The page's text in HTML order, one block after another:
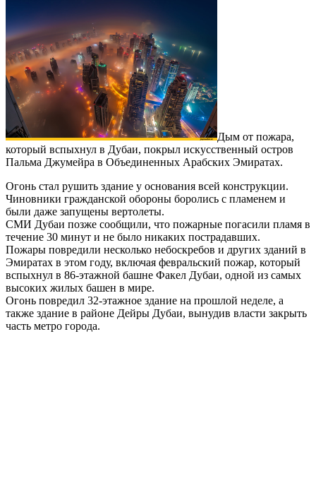
Дым от пожара,
который вспыхнул в Дубаи, покрыл искусственный остров
Пальма Джумейра в Объединенных Арабских Эмиратах.
Огонь стал рушить здание у основания всей конструкции.
Чиновники гражданской обороны боролись с пламенем и
были даже запущены вертолеты.
СМИ Дубаи позже сообщили, что пожарные погасили пламя в
течение 30 минут и не было никаких пострадавших.
Пожары повредили несколько небоскребов и других зданий в
Эмиратах в этом году, включая февральский пожар, который
вспыхнул в 86-этажной башне Факел Дубаи, одной из самых
высоких жилых башен в мире.
Огонь повредил 32-этажное здание на прошлой неделе, а
также здание в районе Дейры Дубаи, вынудив власти закрыть
часть метро города.